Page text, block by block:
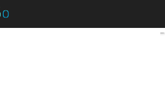
Open-F@b Call4Ideas 2021, il 25